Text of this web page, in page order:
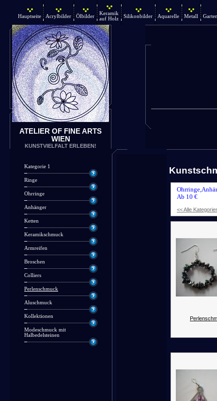
Hauptseite Acrylbilder Ölbilder
Keramik
auf Holz
Silikonbilder Aquarelle Metall
ATELIER OF FINE ARTS
WIEN
KUNSTVIELFALT ERLEBEN!
Kategorie 1
Ringe
Ohrringe
Anhänger
Ketten
Keramikschmuck
Armreifen
Broschen
Colliers
Perlenschmuck
Aluschmuck
Kollektionen
Modeschmuck mit
Halbedelsteinen
Ab 10 €
<< Alle